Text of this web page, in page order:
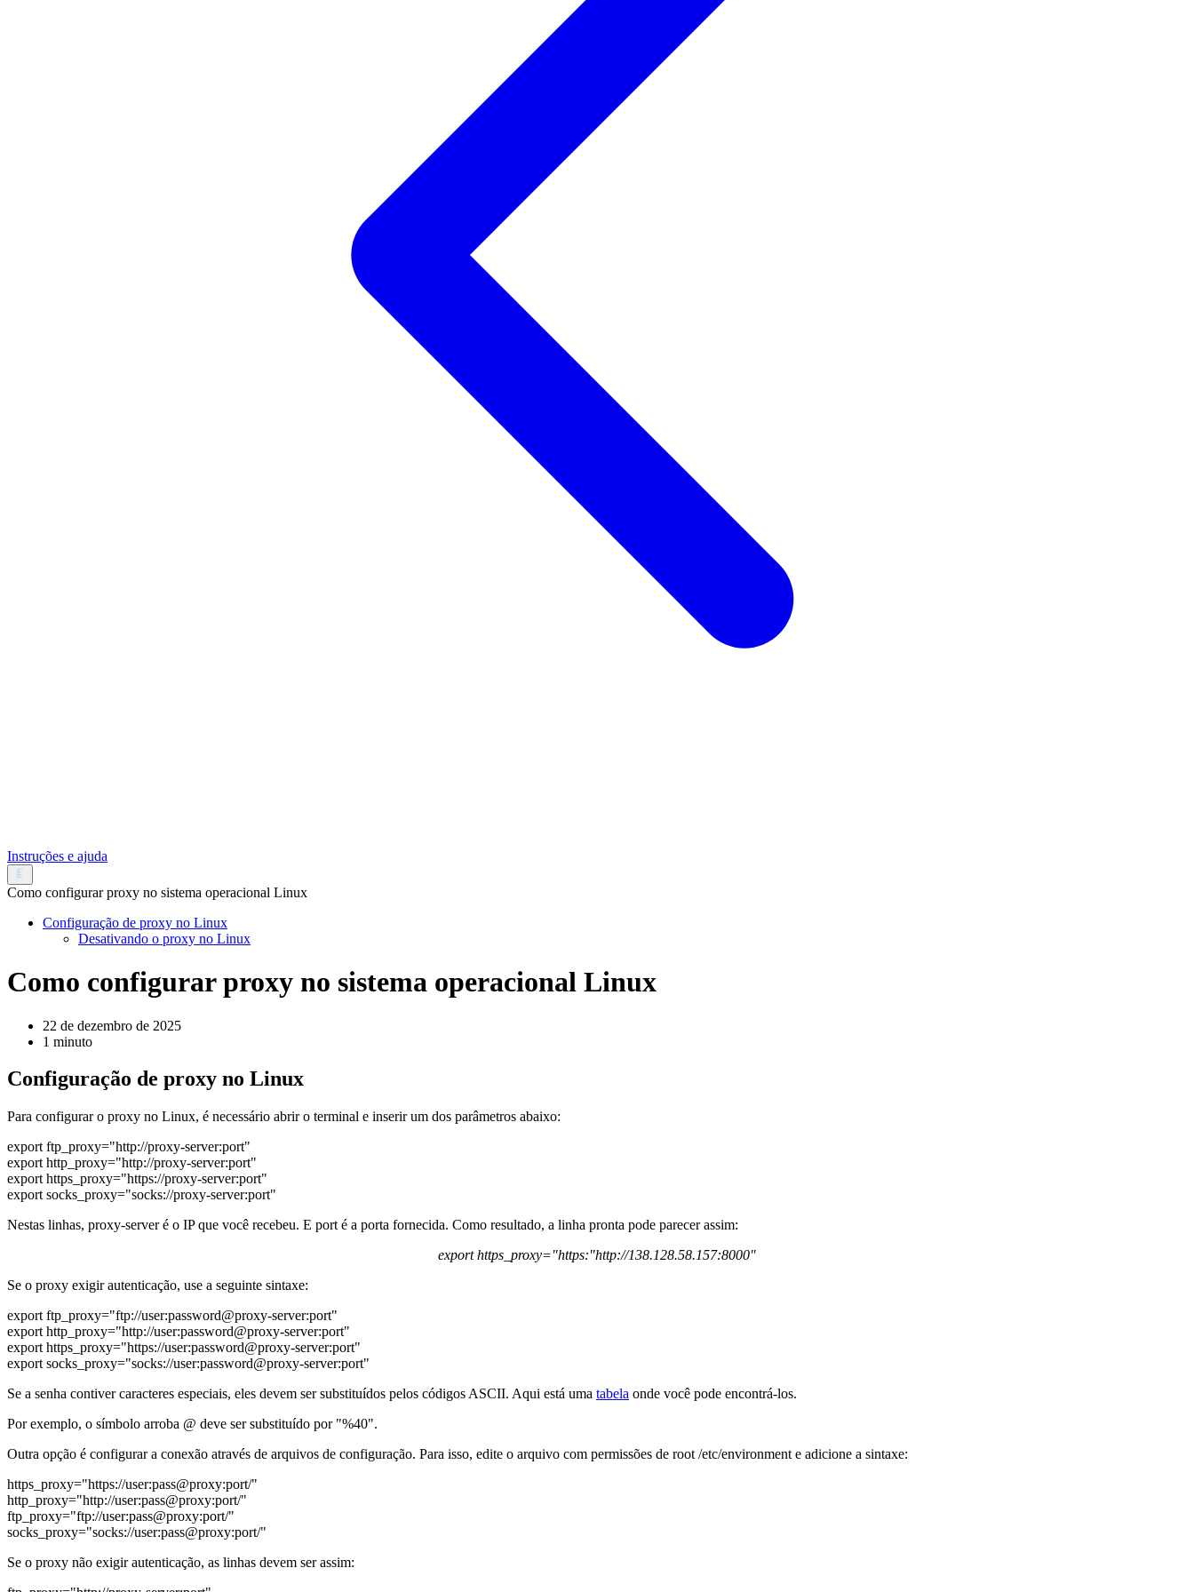
Instruções e ajuda
Como configurar proxy no sistema operacional Linux
Configuração de proxy no Linux
Desativando o proxy no Linux
Como configurar proxy no sistema operacional Linux
22 de dezembro de 2025
1 minuto
Configuração de proxy no Linux
Para configurar o proxy no Linux, é necessário abrir o terminal e inserir um dos parâmetros abaixo:
export ftp_proxy="http://proxy-server:port"
export http_proxy="http://proxy-server:port"
export https_proxy="https://proxy-server:port"
export socks_proxy="socks://proxy-server:port"
Nestas linhas, proxy-server é o IP que você recebeu. E port é a porta fornecida. Como resultado, a linha pronta pode parecer assim:
export https_proxy="https:"http://138.128.58.157:8000"
Se o proxy exigir autenticação, use a seguinte sintaxe:
export ftp_proxy="ftp://user:password@proxy-server:port"
export http_proxy="http://user:password@proxy-server:port"
export https_proxy="https://user:password@proxy-server:port"
export socks_proxy="socks://user:password@proxy-server:port"
Se a senha contiver caracteres especiais, eles devem ser substituídos pelos códigos ASCII. Aqui está uma tabela onde você pode encontrá-los.
Por exemplo, o símbolo arroba @ deve ser substituído por "%40".
Outra opção é configurar a conexão através de arquivos de configuração. Para isso, edite o arquivo com permissões de root /etc/environment e adicione a sintaxe:
https_proxy="https://user:pass@proxy:port/"
http_proxy="http://user:pass@proxy:port/"
ftp_proxy="ftp://user:pass@proxy:port/"
socks_proxy="socks://user:pass@proxy:port/"
Se o proxy não exigir autenticação, as linhas devem ser assim: